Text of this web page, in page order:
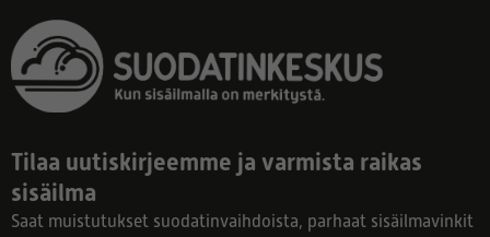
Tilaa uutiskirjeemme ja varmista raikas
sisäilma
Saat muistutukset suodatinvaihdoista, parhaat sisäilmavinkit